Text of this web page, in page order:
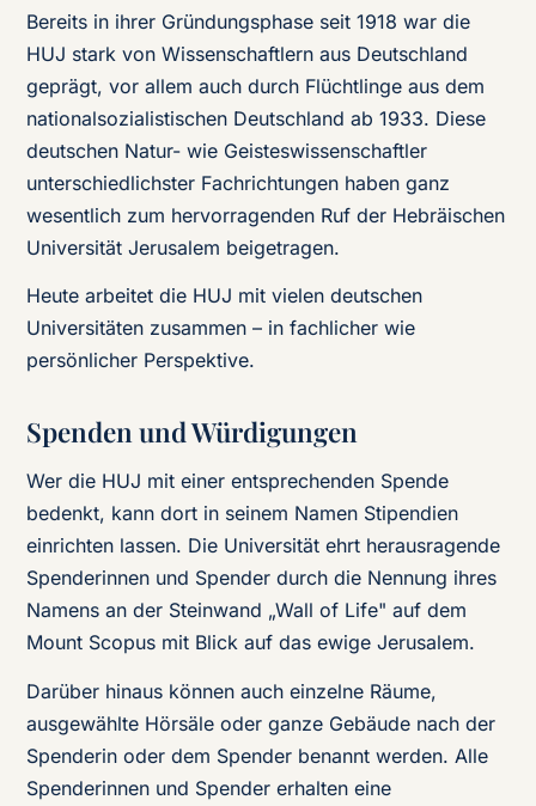
Bereits in ihrer Gründungsphase seit 1918 war die
HUJ stark von Wissenschaftlern aus Deutschland
geprägt, vor allem auch durch Flüchtlinge aus dem
nationalsozialistischen Deutschland ab 1933. Diese
deutschen Natur- wie Geisteswissenschaftler
unterschiedlichster Fachrichtungen haben ganz
wesentlich zum hervorragenden Ruf der Hebräischen
Universität Jerusalem beigetragen.
Heute arbeitet die HUJ mit vielen deutschen
Universitäten zusammen – in fachlicher wie
persönlicher Perspektive.
Spenden und Würdigungen
Wer die HUJ mit einer entsprechenden Spende
bedenkt, kann dort in seinem Namen Stipendien
einrichten lassen. Die Universität ehrt herausragende
Spenderinnen und Spender durch die Nennung ihres
Namens an der Steinwand „Wall of Life" auf dem
Mount Scopus mit Blick auf das ewige Jerusalem.
Darüber hinaus können auch einzelne Räume,
ausgewählte Hörsäle oder ganze Gebäude nach der
Spenderin oder dem Spender benannt werden. Alle
Spenderinnen und Spender erhalten eine